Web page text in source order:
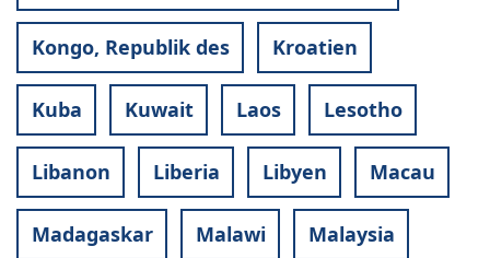
Kongo, Republik des Kroatien
Kuba Kuwait Laos Lesotho
Libanon Liberia Libyen Macau
Madagaskar Malawi Malaysia